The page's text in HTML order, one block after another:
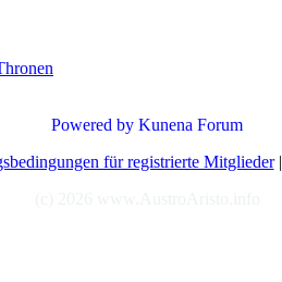
Powered by Kunena Forum
für registrierte Mitglieder|